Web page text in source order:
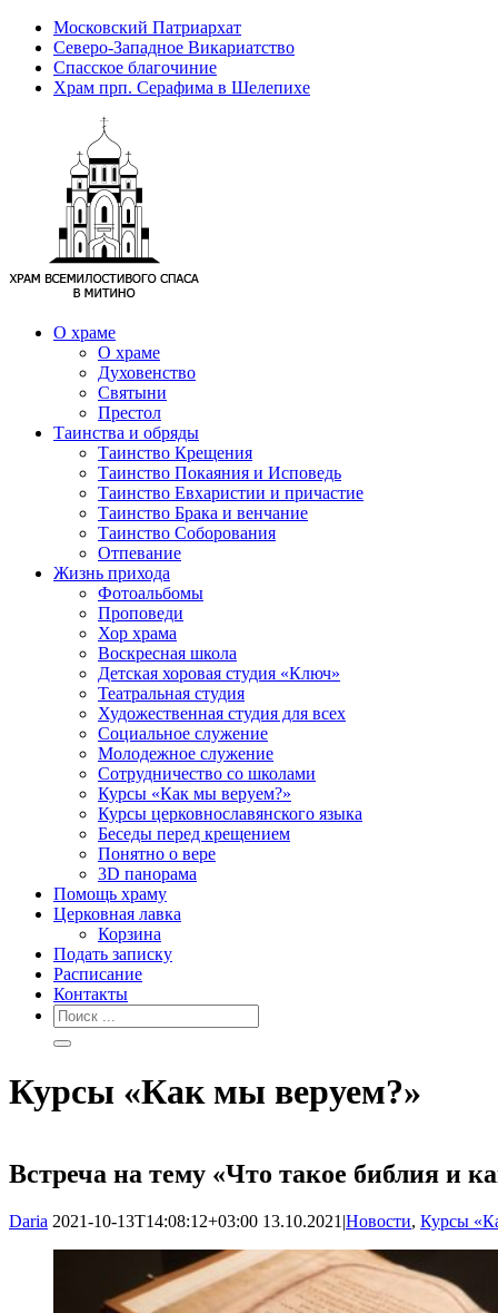
Московский Патриархат
Северо-Западное Викариатство
Спасское благочиние
Храм прп. Серафима в Шелепихе
О храме
О храме
Духовенство
Святыни
Престол
Таинства и обряды
Таинство Крещения
Таинство Покаяния и Исповедь
Таинство Евхаристии и причастие
Таинство Брака и венчание
Таинство Соборования
Отпевание
Жизнь прихода
Фотоальбомы
Проповеди
Хор храма
Воскресная школа
Детская хоровая студия «Ключ»
Театральная студия
Х​удожественная студия для всех
Социальное служение
Молодежное служение
Сотрудничество со школами
Курсы «Как мы веруем?»
Курсы церковнославянского языка
Беседы перед крещением
Понятно о вере
3D панорама
Помощь храму
Церковная лавка
Корзина
Подать записку
Расписание
Контакты
Курсы «Как мы веруем?»
Встреча на тему «Что такое библия и
Daria 2021-10-13T14:08:12+03:00 13.10.2021 |Новости, Курсы